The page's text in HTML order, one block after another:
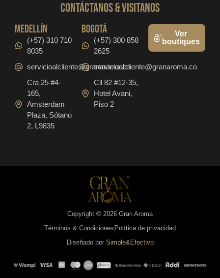
CONTáCTanos & VISITANOS
medellín
(+57) 310 710
8035
servicioalcliente@granaroma.co
Cra 25 #4-
165,
Amsterdam
Plaza, Sótano
2, L9835
bogotá
(+57) 300 858
2625
servicioalcliente@granaroma.co
Cll 82 #12-35,
Hotel Avani,
Piso 2
Ver
boutiques
Copyright © 2026 Gran Aroma
Términos & Condiciones Política de privacidad
Diseñado por Simple&Efectivo